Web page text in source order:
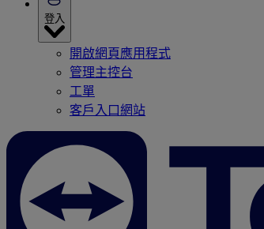
登入
開啟網頁應用程式
管理主控台
工單
客戶入口網站